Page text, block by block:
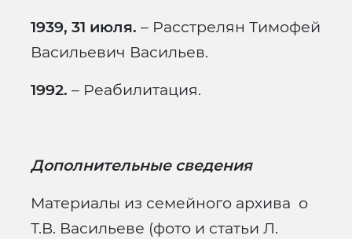
1939, 31 июля. – Расстрелян Тимофей
Васильевич Васильев.
1992. – Реабилитация.
Дополнительные сведения
Материалы из семейного архива о
Т.В. Васильеве (фото и статьи Л.